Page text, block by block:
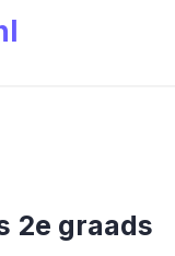
2e graads